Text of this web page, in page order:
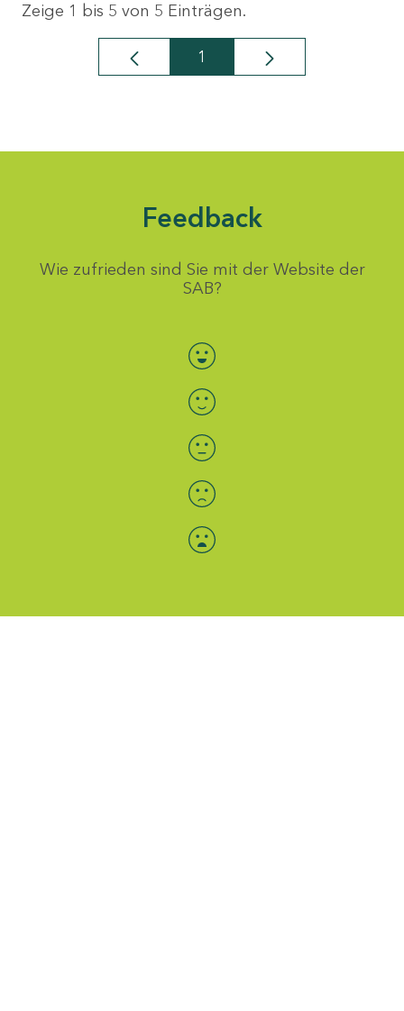
Zeige 1 bis 5 von 5 Einträgen.
Seite
1
Feedback
Wie zufrieden sind Sie mit der Website der
SAB?
Bewertung auswählen